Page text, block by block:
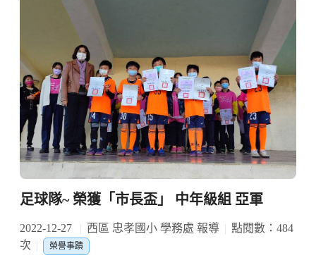
足球隊~ 榮獲「市長盃」 中年級組 亞軍
2022-12-27 西區 忠孝國小 學務處 報導
點閱數：484
次
榮譽事蹟